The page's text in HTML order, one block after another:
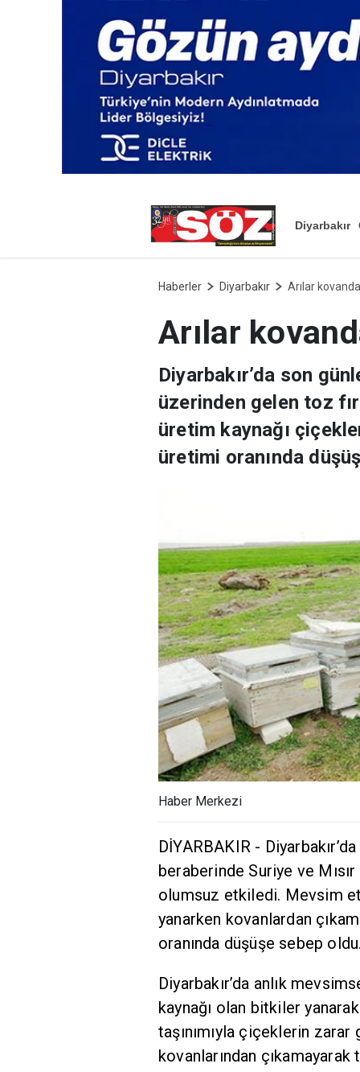
Diyarbakır
Haberler Diyarbakır Arılar
Arılar
Diyarbakır’da son
üzerinden gelen toz
üretim kaynağı
üretimi oranında
Haber Merkezi
DİYARBAKIR -
beraberinde Suriye ve Mısır
olumsuz etkiledi. Mevsim
yanarken kovanlardan
oranında düşüşe sebep oldu.
Diyarbakır’da anlık
kaynağı olan bitkiler
taşınımıyla çiçeklerin
kovanlarından çıkamayarak